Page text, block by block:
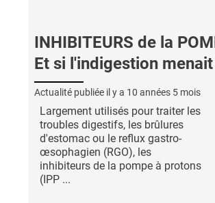
INHIBITEURS de la
Et si l'indigestion
Actualité publiée il y a 10 années 5 mois
Largement utilisés pour traiter les
troubles digestifs, les brûlures
d'estomac ou le reflux gastro-
œsophagien (RGO), les
inhibiteurs de la pompe à protons
(IPP ...